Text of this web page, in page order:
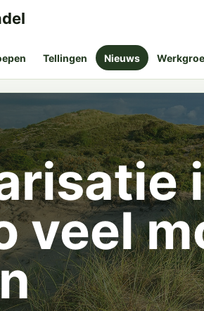
Tellingen Nieuws
veel